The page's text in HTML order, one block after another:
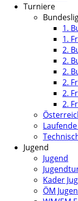
Turniere
1.
1.
2.
2.
2.
2.
2.
2.
Jugend
Jugend
Kader
ÖM